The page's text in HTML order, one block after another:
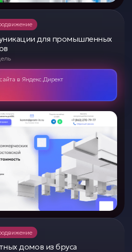
для промышленных
в Яндекс.Директ
домов из бруса